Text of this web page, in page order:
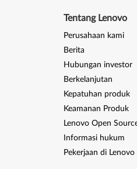
Tentang Lenovo
Perusahaan kami
Berita
Hubungan investor
Berkelanjutan
Kepatuhan produk
Keamanan Produk
Lenovo Open
Informasi hukum
Pekerjaan di Lenovo